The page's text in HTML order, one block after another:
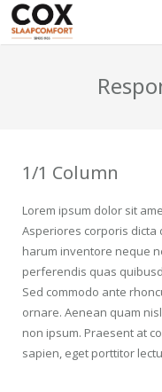
Over COX
Contact
1/1 Column
Lorem ipsum dolor sit
Asperiores corporis dicta
harum inventore neque
perferendis quas
Sed commodo ante
ornare. Aenean quam
non ipsum. Praesent at
sapien, eget porttitor